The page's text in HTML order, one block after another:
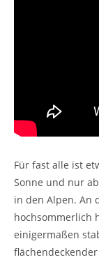
Für fast alle ist
Sonne und nur
in den Alpen. An
hochsommerlich
einigermaßen